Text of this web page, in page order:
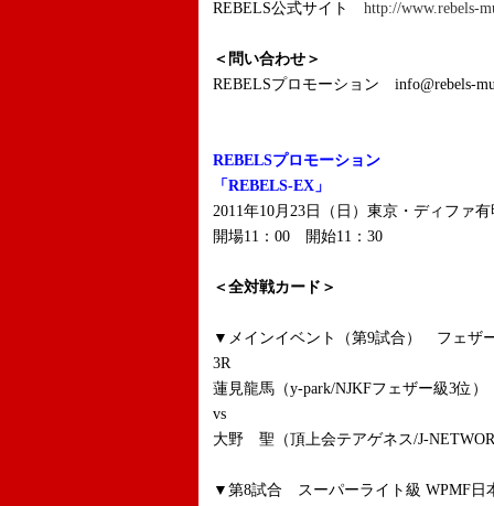
REBELS公式サイト http://www.rebels-
＜問い合わせ＞
REBELSプロモーション info@rebels-
REBELSプロモーション
「REBELS-EX」
2011年10月23日（日）東京・ディファ有
開場11：00 開始11：30
＜全対戦カード＞
▼メインイベント（第9試合） フェ
3R
蓮見龍馬（y-park/NJKFフェザー級3位）
vs
大野 聖（頂上会テアゲネス/J-
▼第8試合 スーパーライト級 WPMF日